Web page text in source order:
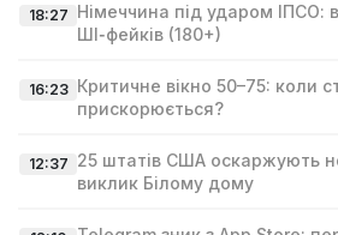
18:27 Німеччина під ударом ІПСО:
ШІ‑фейків (180+)
16:23 Критичне вікно 50–75: коли
прискорюється?
12:37 25 штатів США оскаржують
виклик Білому дому